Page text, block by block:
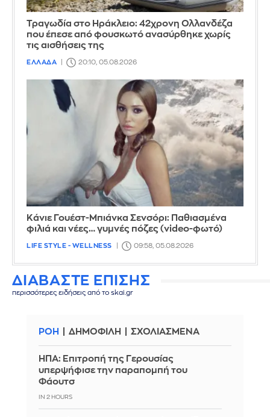
Τραγωδία στο Ηράκλειο: 42χρονη Ολλανδέζα
που έπεσε από φουσκωτό ανασύρθηκε χωρίς
τις αισθήσεις της
ΕΛΛΑΔΑ 20:10, 05.08.2026
Κάνιε Γουέστ-Μπιάνκα Σενσόρι: Παθιασμένα
φιλιά και νέες… γυμνές πόζες (video-φωτό)
LIFE STYLE - WELLNESS 09:58, 05.08.2026
ΔΙΑΒΑΣΤΕ ΕΠΙΣΗΣ
περισσότερες ειδήσεις από το skai.gr
ΡΟΗ ΔΗΜΟΦΙΛΗ ΣΧΟΛΙΑΣΜΕΝΑ
ΗΠΑ: Επιτροπή της Γερουσίας
υπερψήφισε την παραπομπή του
Φάουτσ
IN 2 HOURS